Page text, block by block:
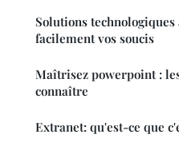
Solutions
facilement vos soucis
Maîtrisez powerpoint :
connaître
Extranet: qu'est-ce que